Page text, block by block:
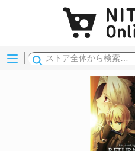
Menu